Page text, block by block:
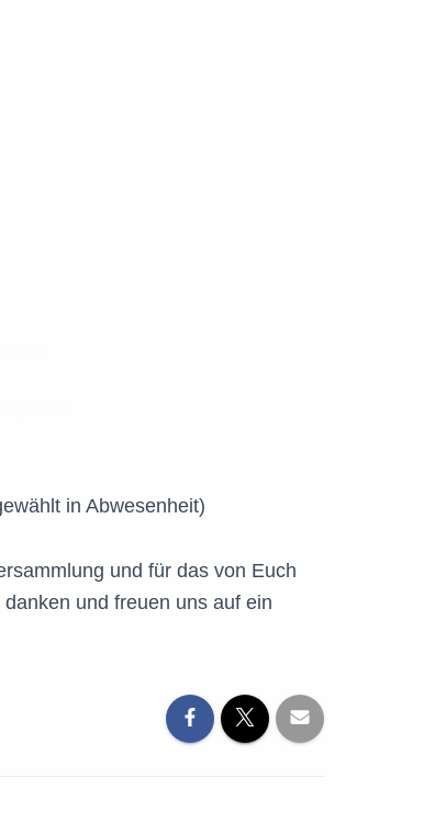
in Abwesenheit)
und für das von Euch
und freuen uns auf ein